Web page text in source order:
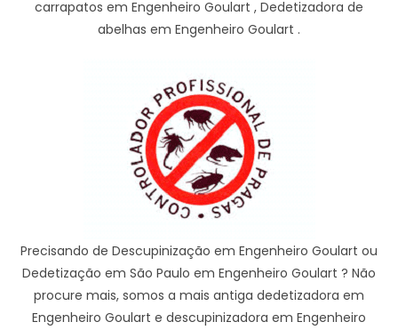
carrapatos em Engenheiro Goulart , Dedetizadora de
abelhas em Engenheiro Goulart .
Precisando de Descupinização em Engenheiro Goulart ou
Dedetização em São Paulo em Engenheiro Goulart ? Não
procure mais, somos a mais antiga dedetizadora em
Engenheiro Goulart e descupinizadora em Engenheiro